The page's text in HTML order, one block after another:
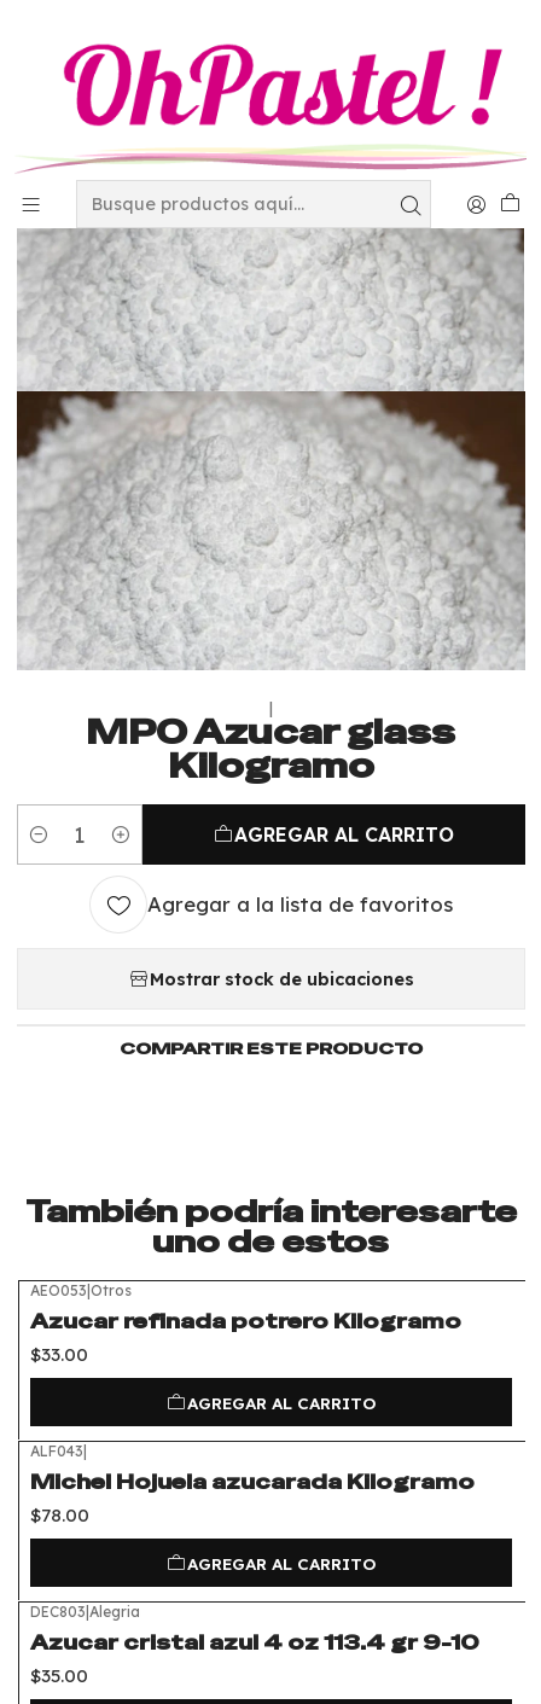
MPO Azucar glass Kilogramo
|
MPO Azucar glass
Kilogramo
Cantidad
AGREGAR AL CARRITO
Agregar a la lista de favoritos
Mostrar stock de ubicaciones
COMPARTIR ESTE PRODUCTO
También podría interesarte
uno de estos
AEO053|Otros
Azucar refinada potrero Kilogramo
$33.00
AGREGAR AL CARRITO
ALF043|
Michel Hojuela azucarada Kilogramo
$78.00
AGREGAR AL CARRITO
DEC803|Alegria
Azucar cristal azul 4 oz 113.4 gr 9-10
$35.00